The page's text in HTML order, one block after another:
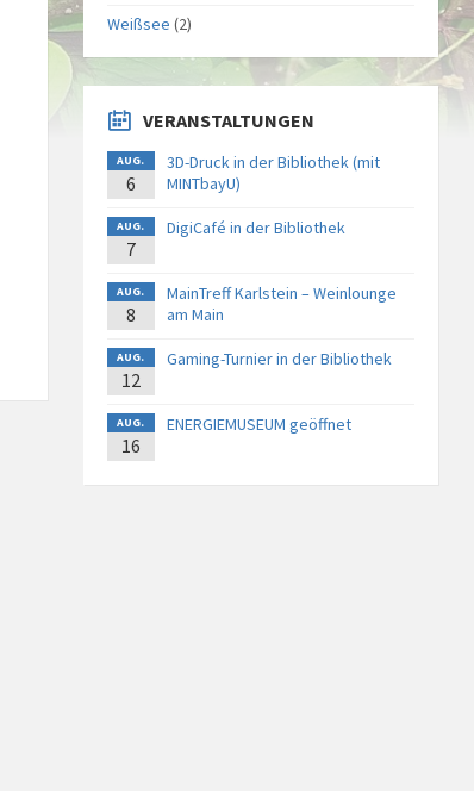
Weißsee (2)
VERANSTALTUNGEN
AUG.
6
3D-Druck in der Bibliothek (mit
MINTbayU)
AUG.
7
DigiCafé in der Bibliothek
AUG.
8
MainTreff Karlstein – Weinlounge
am Main
AUG.
12
Gaming-Turnier in der Bibliothek
AUG.
16
ENERGIEMUSEUM geöffnet